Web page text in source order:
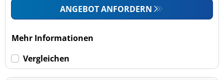
ANGEBOT ANFORDERN
Mehr Informationen
Vergleichen